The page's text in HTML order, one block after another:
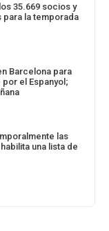
35.669 socios y
para la temporada
Barcelona para
el Espanyol;
las
una lista de